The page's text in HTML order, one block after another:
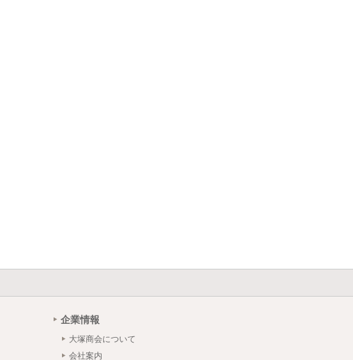
企業情報
大塚商会について
会社案内